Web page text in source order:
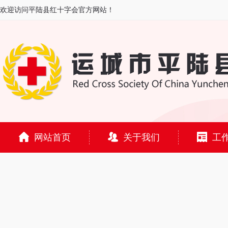
欢迎访问平陆县红十字会官方网站！
网站首页 关于我们 工